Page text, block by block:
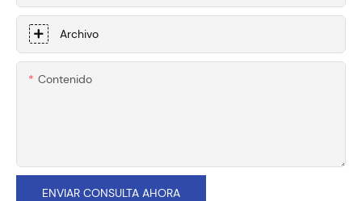
Archivo
Contenido
ENVIAR CONSULTA AHORA